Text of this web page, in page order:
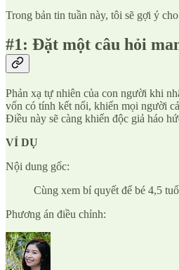
Trong bản tin tuần này, tôi sẽ gợi ý
#1: Đặt một câu hỏi
Phản xạ tự nhiên của con người khi
vốn có tính kết nối, khiến mọi người
Điều này sẽ càng khiến độc giả háo
VÍ DỤ
Nội dung gốc:
Cùng xem bí quyết để bé 4,5
Phương án điều chỉnh: